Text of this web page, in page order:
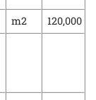
m2
120,000